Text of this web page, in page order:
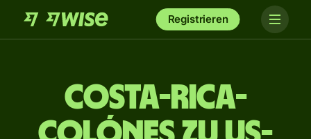
Registrieren
Costa-Rica-